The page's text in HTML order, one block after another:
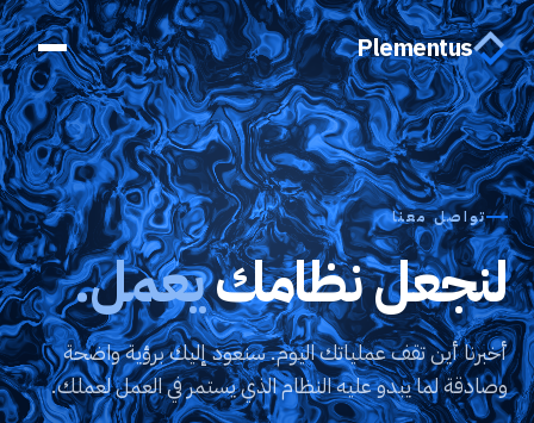
Plementus
تواصل معنا
لنجعل نظامكيعمل.
أخبرنا أين تقف عملياتك اليوم. سنعود إليك برؤية واضحة
وصادقة لما يبدو عليه النظام الذي يستمر في العمل لعملك.